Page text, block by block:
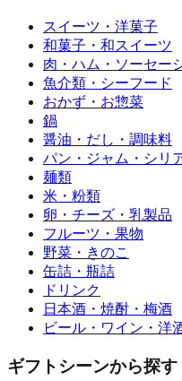
スイーツ・洋菓子
和菓子・和スイーツ
肉・ハム・ソーセー
魚介類・シーフード
おかず・お惣菜
鍋
醤油・だし・調味料
パン・ジャム・シリ
麺類
米・粉類
卵・チーズ・乳製品
フルーツ・果物
野菜・きのこ
缶詰・瓶詰
ドリンク
日本酒・焼酎・梅酒
ビール・ワイン・洋
ギフトシーンから探す